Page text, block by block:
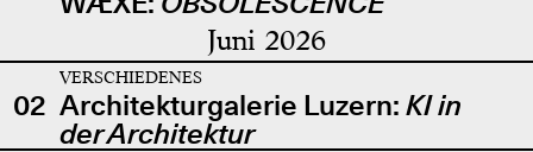
Juni 2026
02
VERSCHIEDENES
Architekturgalerie Luzern: KI in
der Architektur